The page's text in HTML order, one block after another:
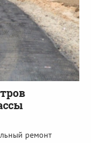
ремонт